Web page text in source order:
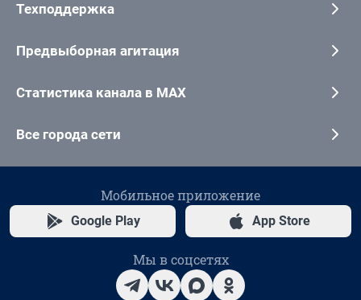
Техподдержка
Предвыборная агитация
Статистика канала в MAX
Все города сети
Мобильное приложение
Google Play App Store
Мы в соцсетях